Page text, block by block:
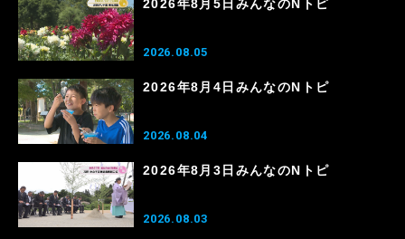
2026年8月5日みんなのNトピ
2026.08.05
2026年8月4日みんなのNトピ
2026.08.04
2026年8月3日みんなのNトピ
2026.08.03